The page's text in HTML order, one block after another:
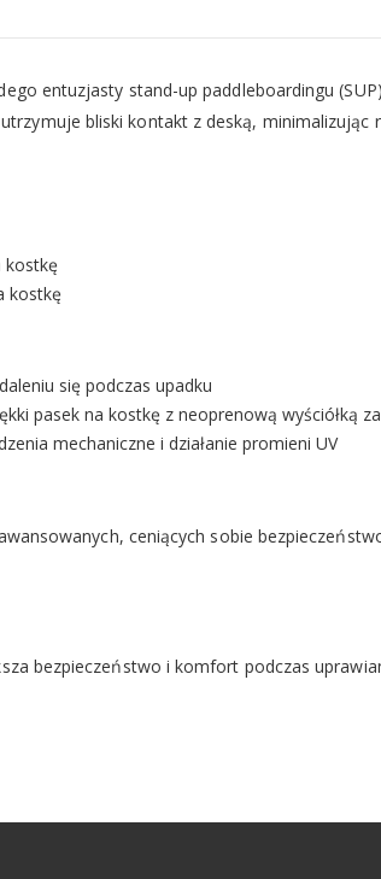
entuzjasty stand-up paddleboardingu
bliski kontakt z deską,
kostkę
kostkę
się podczas upadku
pasek na kostkę z neoprenową wyściółką
mechaniczne i działanie promieni UV
ceniących sobie
bezpieczeństwo i komfort podczas